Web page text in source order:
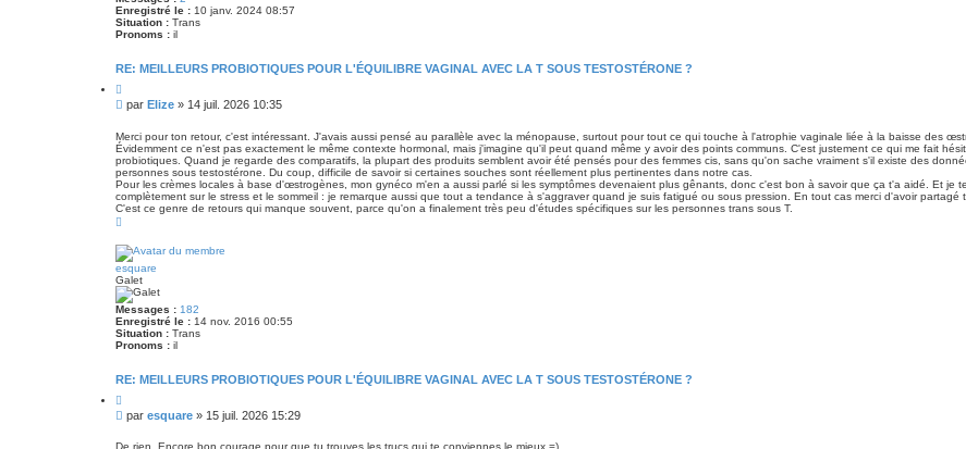
Enregistré le : 10 janv. 2024 08:57
Situation : Trans
Pronoms : il
RE: MEILLEURS PROBIOTIQUES POUR L'ÉQUILIBRE VAGINAL AVEC LA T SOUS TESTOSTÉRONE ?
i
t
t
i
o
n
M
s
s
a
g
e
par Elize » 14 juil. 2026 10:35
Merci pour ton retour, c'est intéressant. J'avais aussi pensé au parallèle avec la ménopause, surtout pour tout ce qui touche à l'atrophie vaginale liée à la baisse des
Évidemment ce n'est pas exactement le même contexte hormonal, mais j'imagine qu'il peut quand même y avoir des points communs. C'est justement ce qui me fait
probiotiques. Quand je regarde des comparatifs, la plupart des produits semblent avoir été pensés pour des femmes cis, sans qu'on sache vraiment s'il existe des
personnes sous testostérone. Du coup, difficile de savoir si certaines souches sont réellement plus pertinentes dans notre cas.
Pour les crèmes locales à base d'œstrogènes, mon gynéco m'en a aussi parlé si les symptômes devenaient plus gênants, donc c'est bon à savoir que ça t'a aidé. Et je
complètement sur le stress et le sommeil : je remarque aussi que tout a tendance à s'aggraver quand je suis fatigué ou sous pression. En tout cas merci d'avoir partagé
C'est ce genre de retours qui manque souvent, parce qu'on a finalement très peu d'études spécifiques sur les personnes trans sous T.
u
t
esquare
Galet
Messages : 182
Enregistré le : 14 nov. 2016 00:55
Situation : Trans
Pronoms : il
RE: MEILLEURS PROBIOTIQUES POUR L'ÉQUILIBRE VAGINAL AVEC LA T SOUS TESTOSTÉRONE ?
i
t
t
M
s
par esquare » 15 juil. 2026 15:29
De rien. Encore bon courage pour que tu trouves les trucs qui te conviennes le mieux =)